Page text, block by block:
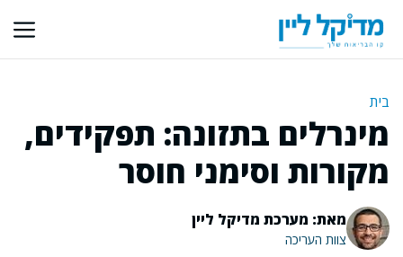
לתוכן
בית
מינרלים בתזונה: תפקידים,
מקורות וסימני חוסר
מאת: מערכת מדיקל ליין
צוות העריכה